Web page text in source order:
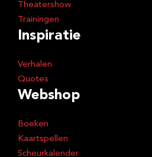
Theatershow
Trainingen
Inspiratie
Verhalen
Quotes
Webshop
Boeken
Kaartspellen
Scheurkalender